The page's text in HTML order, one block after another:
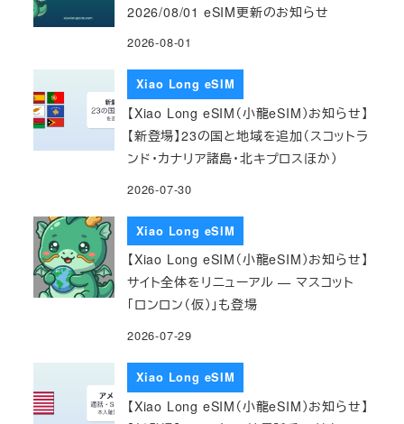
2026/08/01 eSIM更新のお知らせ
2026-08-01
Xiao Long eSIM
【Xiao Long eSIM（小龍eSIM）お知らせ】
【新登場】23の国と地域を追加（スコットラ
ンド・カナリア諸島・北キプロスほか）
2026-07-30
Xiao Long eSIM
【Xiao Long eSIM（小龍eSIM）お知らせ】
サイト全体をリニューアル — マスコット
「ロンロン（仮）」も登場
2026-07-29
Xiao Long eSIM
【Xiao Long eSIM（小龍eSIM）お知らせ】